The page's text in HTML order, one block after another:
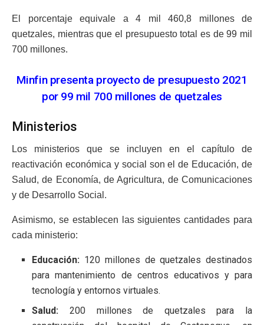
El porcentaje equivale a 4 mil 460,8 millones de
quetzales, mientras que el presupuesto total es de 99 mil
700 millones.
Minfin presenta proyecto de presupuesto 2021
por 99 mil 700 millones de quetzales
Ministerios
Los ministerios que se incluyen en el capítulo de
reactivación económica y social son el de Educación, de
Salud, de Economía, de Agricultura, de Comunicaciones
y de Desarrollo Social.
Asimismo, se establecen las siguientes cantidades para
cada ministerio:
Educación: 120 millones de quetzales destinados
para mantenimiento de centros educativos y para
tecnología y entornos virtuales.
Salud: 200 millones de quetzales para la